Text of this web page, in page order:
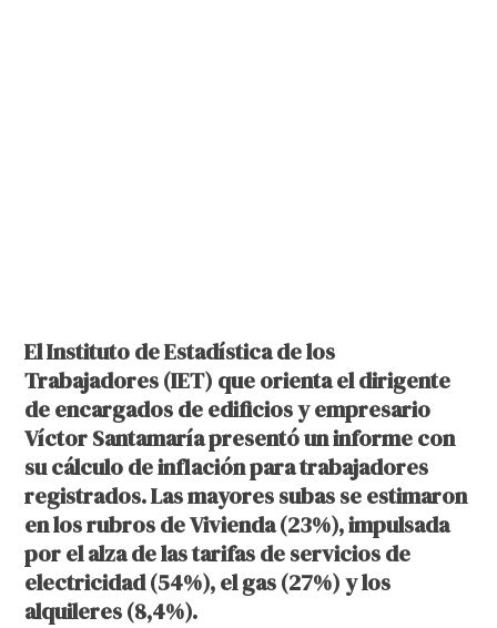
El Instituto de Estadística de los
Trabajadores (IET) que orienta el dirigente
de encargados de edificios y empresario
Víctor Santamaría presentó un informe con
su cálculo de inflación para trabajadores
registrados. Las mayores subas se estimaron
en los rubros de Vivienda (23%), impulsada
por el alza de las tarifas de servicios de
electricidad (54%), el gas (27%) y los
alquileres (8,4%).